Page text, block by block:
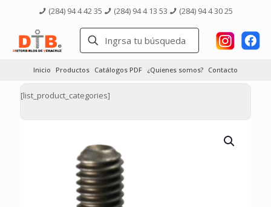
(284) 94 4 42 35 (284) 94 4 13 53 (284) 94 4 30 25
Inicio Productos Catálogos PDF ¿Quienes somos? Contacto
[list_product_categories]